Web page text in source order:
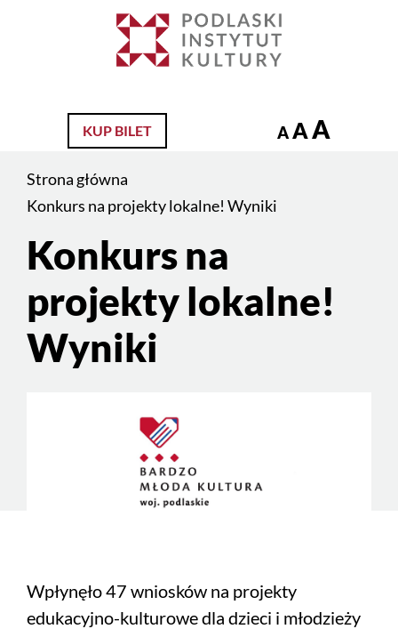
lokalne!
Wyniki
KUP BILET A A A
Strona główna
Konkurs na projekty lokalne! Wyniki
Treść
stronyKonkurs na
projekty lokalne!
Wyniki
Wpłynęło 47 wniosków na projekty
edukacyjno-kulturowe dla dzieci i młodzieży